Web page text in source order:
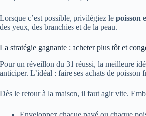
Lorsque c’est possible, privilégiez le poisson
des yeux, des branchies et de la peau.
La stratégie gagnante : acheter plus tôt et
Pour un réveillon du 31 réussi, la meilleure
anticiper. L’idéal : faire ses achats de
Dès le retour à la maison, il faut agir vite.
Enveloppez chaque pavé ou chaque